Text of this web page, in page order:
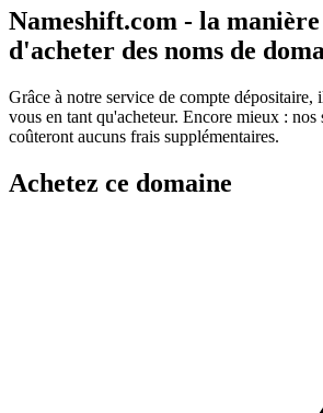
Nameshift.com - la
d'acheter des noms de
Grâce à notre service de compte
vous en tant qu'acheteur. Encore mieux : nos
coûteront aucuns frais supplémentaires.
Achetez ce domaine